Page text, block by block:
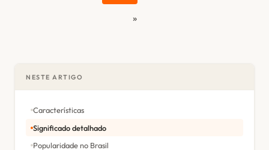
»
NESTE ARTIGO
Características
Significado detalhado
Popularidade no Brasil